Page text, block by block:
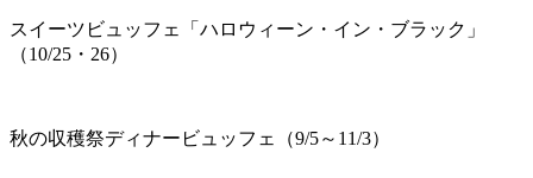
スイーツビュッフェ「ハロウィーン・イン・ブラック」
（10/25・26）
秋の収穫祭ディナービュッフェ（9/5～11/3）